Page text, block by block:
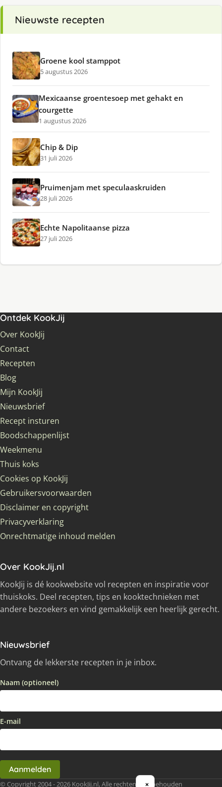
Nieuwste recepten
Groene kool stamppot
5 augustus 2026
Mexicaanse groentesoep met gehakt en
courgette
1 augustus 2026
Chip & Dip
31 juli 2026
Pruimenjam met speculaaskruiden
28 juli 2026
Echte Napolitaanse pizza
27 juli 2026
Ontdek KookJij
Over KookJij
Contact
Recepten
Blog
Mijn KookJij
Nieuwsbrief
Recept insturen
Boodschappenlijst
Weekmenu
Thuis koks
Cookies op KookJij
Gebruikersvoorwaarden
Disclaimer en copyright
Privacyverklaring
Onrechtmatige inhoud melden
Over KookJij.nl
KookJij is dé kookwebsite vol recepten en inspiratie voor
thuiskoks. Deel recepten, tips en kooktechnieken met
andere bezoekers en vind gemakkelijk een heerlijk gerecht.
Nieuwsbrief
Ontvang de lekkerste recepten in je inbox.
Naam (optioneel)
E-mail
Aanmelden
© Copyright 2004 - 2026 KookJij.nl, Alle rechten voorbehouden
×